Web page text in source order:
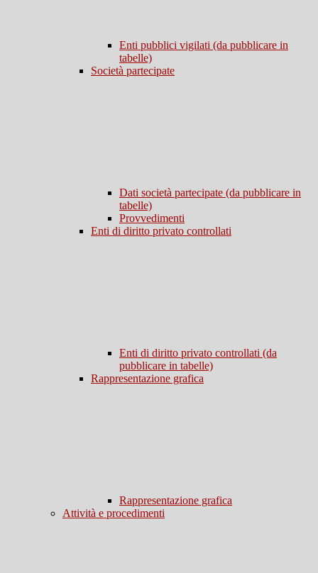
Enti pubblici vigilati (da pubblicare in
tabelle)
Società partecipate
Dati società partecipate (da pubblicare in
tabelle)
Provvedimenti
Enti di diritto privato controllati
Enti di diritto privato controllati (da
pubblicare in tabelle)
Rappresentazione grafica
Rappresentazione grafica
Attività e procedimenti